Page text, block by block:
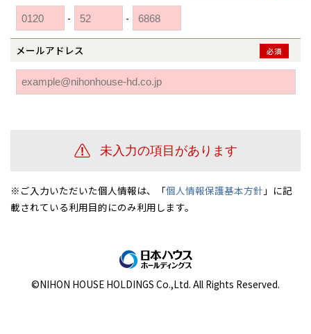
- -
メールアドレス 必須
※ご入力いただいた個人情報は、「個人情報保護基本方針 」に記
載されている利用目的にのみ利用します。
©NIHON HOUSE HOLDINGS Co.,Ltd. All Rights Reserved.
広島
山口
宮崎
鹿児島
群馬県
伊勢崎
宮崎県
宮崎
鹿児島県
鹿児島